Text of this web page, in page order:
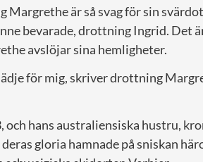
Margrethe är så svag för sin
bevarade, drottning Ingrid. Det
avslöjar sina hemligheter.
för mig, skriver drottning
och hans australiensiska hustru,
gloria hamnade på sniskan